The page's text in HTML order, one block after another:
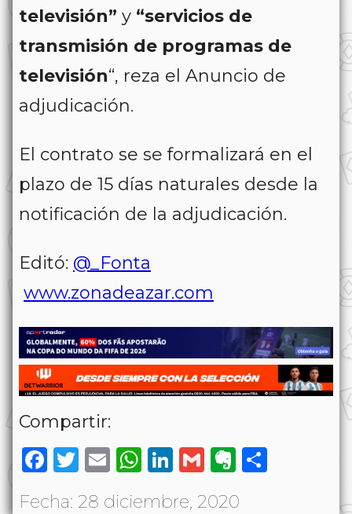
televisión” y “servicios de
transmisión de programas de
televisión“, reza el Anuncio de
adjudicación.
El contrato se se formalizará en el
plazo de 15 días naturales desde la
notificación de la adjudicación.
Editó: @_Fonta
www.zonadeazar.com
Compartir:
Facebook
Twitter
EmailWhatsApp
LinkedIn
GmailEvernote
Fecha: 28 diciembre, 2020